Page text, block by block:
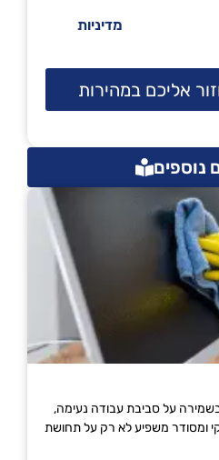
מדיניות
אליכם במהירות
נוספים
על סביבת עבודה נעימה,
ומסודר משפיע לא רק על תחושת